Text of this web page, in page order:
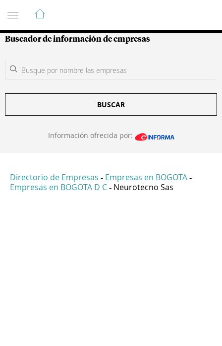
Guía de Empresas Colombianas
Buscador de información de empresas
BUSCAR
Información ofrecida por:
Directorio de Empresas - Empresas en BOGOTA -
Empresas en BOGOTA D C - Neurotecno Sas